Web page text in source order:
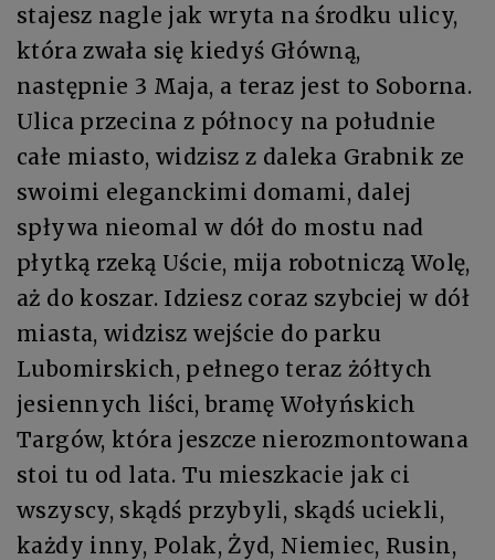
stajesz nagle jak wryta na środku ulicy,
która zwała się kiedyś Główną,
następnie 3 Maja, a teraz jest to Soborna.
Ulica przecina z północy na południe
całe miasto, widzisz z daleka Grabnik ze
swoimi eleganckimi domami, dalej
spływa nieomal w dół do mostu nad
płytką rzeką Uście, mija robotniczą Wolę,
aż do koszar. Idziesz coraz szybciej w dół
miasta, widzisz wejście do parku
Lubomirskich, pełnego teraz żółtych
jesiennych liści, bramę Wołyńskich
Targów, która jeszcze nierozmontowana
stoi tu od lata. Tu mieszkacie jak ci
wszyscy, skądś przybyli, skądś uciekli,
każdy inny, Polak, Żyd, Niemiec, Rusin,